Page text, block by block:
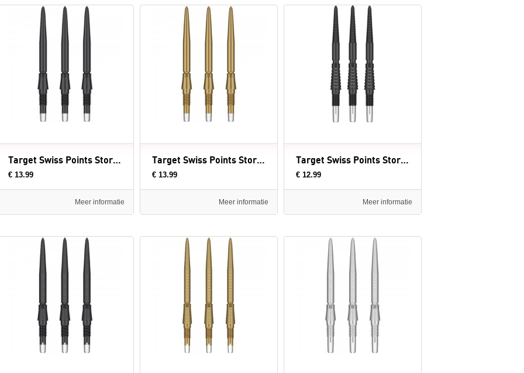
Target Swiss Points Storm Black - dartpunten
€ 13.99
Meer informatie
Target Swiss Points Storm Gold - dartpunten
€ 13.99
Meer informatie
Target Swiss Points Storm LNC Black - dartpunten
€ 12.99
Meer informatie